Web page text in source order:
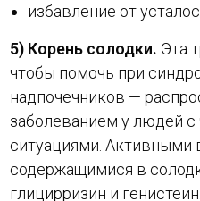
избавление от
5) Корень солодки. Эта
чтобы помочь при
надпочечников —
заболеванием у людей
ситуациями. Активными
содержащимися в
глицирризин и